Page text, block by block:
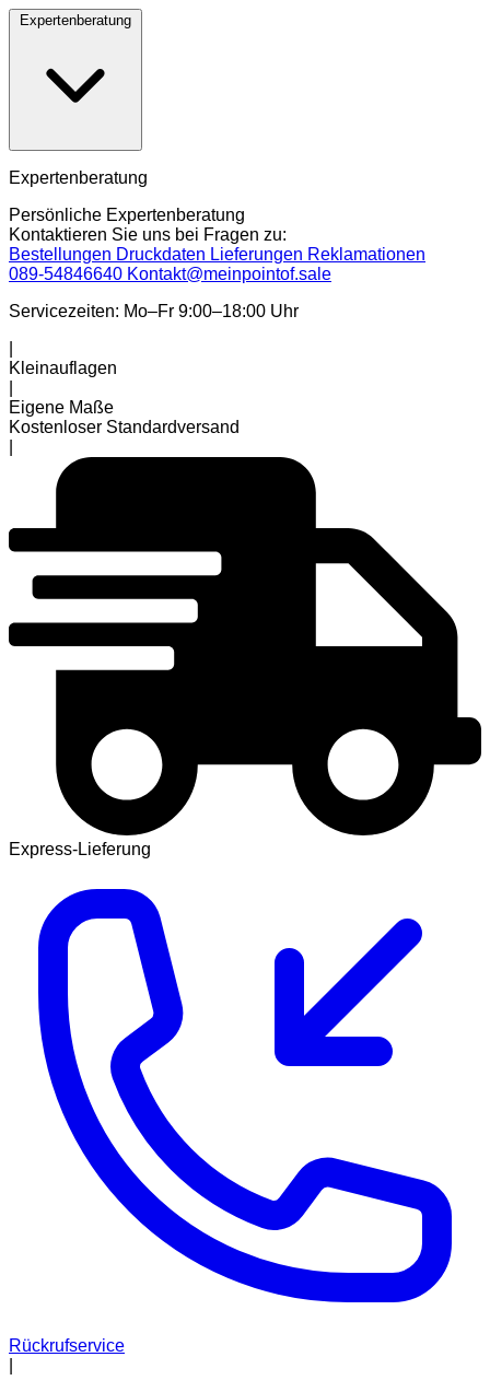
Expertenberatung
Expertenberatung
Persönliche Expertenberatung
Kontaktieren Sie uns bei Fragen zu:
Bestellungen Druckdaten Lieferungen Reklamationen
089-54846640 Kontakt@meinpointof.sale
Servicezeiten: Mo–Fr 9:00–18:00 Uhr
Kleinauflagen
Eigene Maße
Kostenloser Standardversand
Express-Lieferung
Rückrufservice